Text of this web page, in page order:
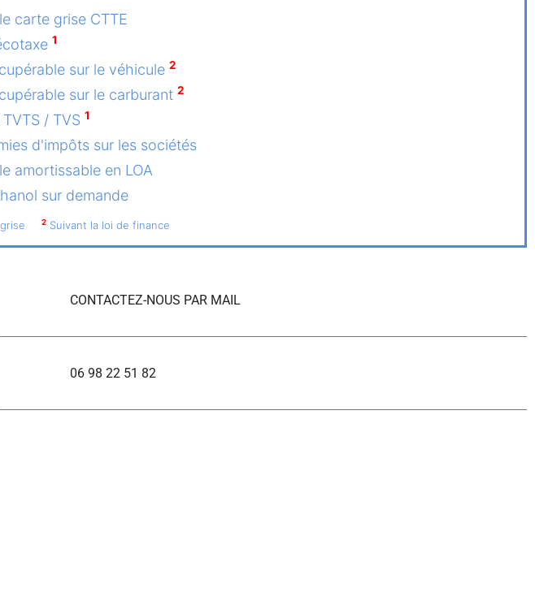
carte grise CTTE
1
sur le véhicule 2
sur le carburant 2
/ TVS 1
d'impôts sur les sociétés
amortissable en LOA
sur demande
2 Suivant la loi de finance
CONTACTEZ-NOUS PAR MAIL
06 98 22 51 82